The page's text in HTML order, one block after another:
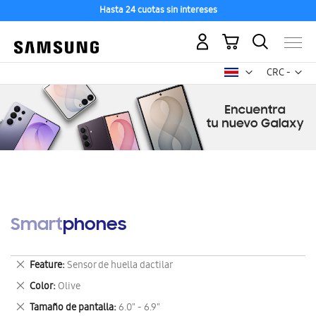
Hasta 24 cuotas sin intereses
CRC -
colón
Mi carrito
Smartphones
Feature Sensor de huella dactilar
Eliminar
este
artículo
Color Olive
Eliminar
este
Tamaño de pantalla 6.0" - 6.9"
Eliminar